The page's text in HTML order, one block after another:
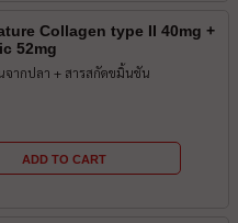
Collagen type II 40mg +
52mg
จากปลา + สารสกัดขมิ้นชัน
ADD TO CART